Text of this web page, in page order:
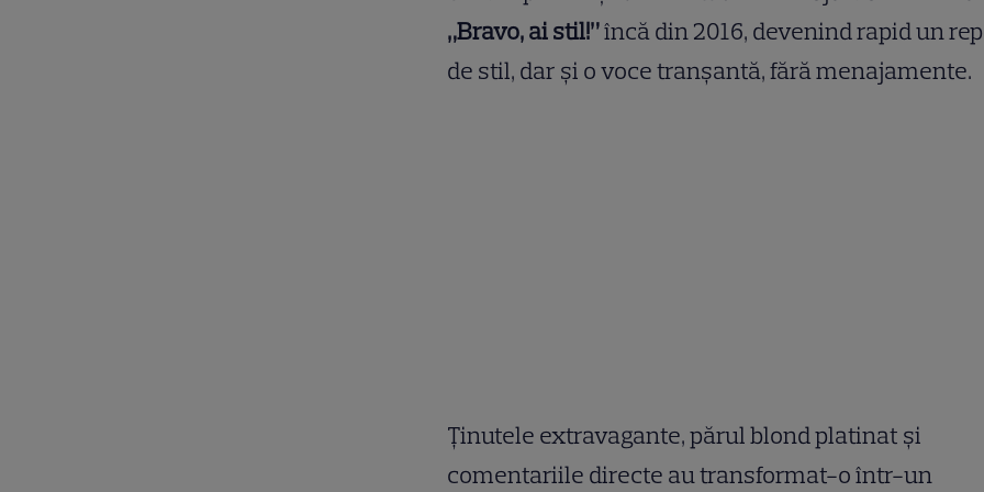
„Bravo, ai stil!”încă din 2016, devenind rapid un
de stil, dar și o voce tranșantă, fără menajamente.
Ținutele extravagante, părul blond platinat și
comentariile directe au transformat-o într-un